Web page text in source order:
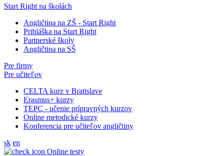
Start Right na školách
Angličtina na ZŠ - Start Right
Prihláška na Start Right
Partnerské školy
Angličtina na SŠ
Pre firmy
Pre učiteľov
CELTA kurz v Bratislave
Erasmus+ kurzy
TEPC - učenie prípravných kurzov
Online metodické kurzy
Konferencia pre učiteľov angličtiny
sk en
Online testy